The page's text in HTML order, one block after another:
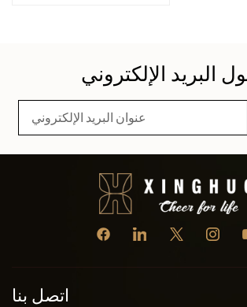
اتصل بنا